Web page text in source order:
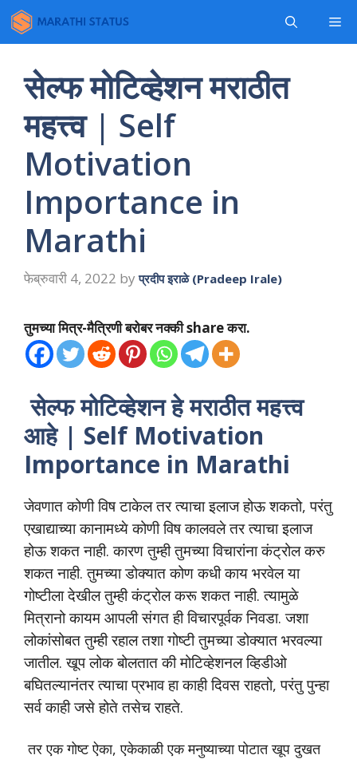
Skip
to
content
सेल्फ मोटिव्हेशन मराठीत
महत्त्व | Self
Motivation
Importance in
Marathi
फेब्रुवारी 4, 2022 byप्रदीप इराळे (Pradeep Irale)
तुमच्या मित्र-मैत्रिणी बरोबर नक्की share करा.
सेल्फ मोटिव्हेशन हे मराठीत महत्त्व
आहे | Self Motivation
Importance in Marathi
जेवणात कोणी विष टाकेल तर त्याचा इलाज होऊ शकतो, परंतु
एखाद्याच्या कानामध्ये कोणी विष कालवले तर त्याचा इलाज
होऊ शकत नाही. कारण तुम्ही तुमच्या विचारांना कंट्रोल करु
शकत नाही. तुमच्या डोक्यात कोण कधी काय भरवेल या
गोष्टीला देखील तुम्ही कंट्रोल करू शकत नाही. त्यामुळे
मित्रानो कायम आपली संगत ही विचारपूर्वक निवडा. जशा
लोकांसोबत तुम्ही रहाल तशा गोष्टी तुमच्या डोक्यात भरवल्या
जातील. खूप लोक बोलतात की मोटिव्हेशनल व्हिडीओ
बघितल्यानंतर त्याचा प्रभाव हा काही दिवस राहतो, परंतु पुन्हा
सर्व काही जसे होते तसेच राहते.
तर एक गोष्ट ऐका, एकेकाळी एक मनुष्याच्या पोटात खूप दुखत